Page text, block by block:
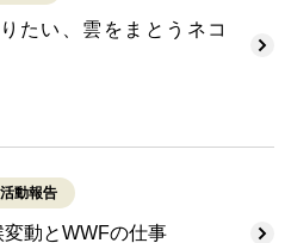
たい、雲をまとうネコ
活動報告
変動とWWFの仕事